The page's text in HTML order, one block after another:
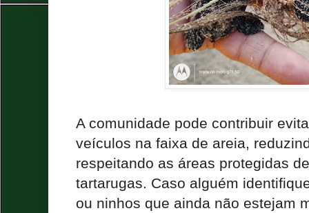
A comunidade pode contribuir
veículos na faixa de areia,
respeitando as áreas protegidas
tartarugas. Caso alguém
ou ninhos que ainda não estejam